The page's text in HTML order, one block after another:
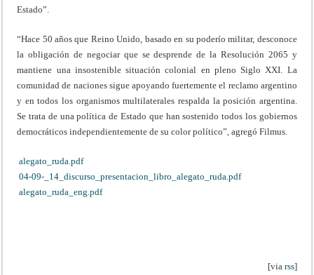
Estado”.
“Hace 50 años que Reino Unido, basado en su poderío militar, desconoce
la obligación de negociar que se desprende de la Resolución 2065 y
mantiene una insostenible situación colonial en pleno Siglo XXI. La
comunidad de naciones sigue apoyando fuertemente el reclamo argentino
y en todos los organismos multilaterales respalda la posición argentina.
Se trata de una política de Estado que han sostenido todos los gobiernos
democráticos independientemente de su color político”, agregó Filmus.
alegato_ruda.pdf
04-09-_14_discurso_presentacion_libro_alegato_ruda.pdf
alegato_ruda_eng.pdf
[via rss]